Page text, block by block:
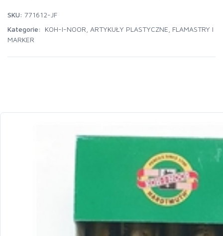
SKU: 771612-JF
Kategorie:
KOH-I-NOOR ARTYKUŁY PLASTYCZNE FLAMASTRY I
MARKER